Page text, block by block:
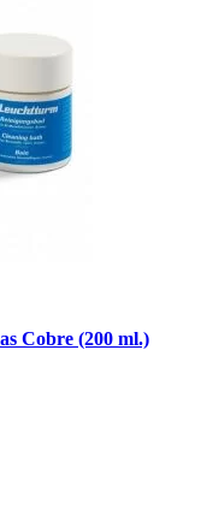
Cobre (200 ml.)